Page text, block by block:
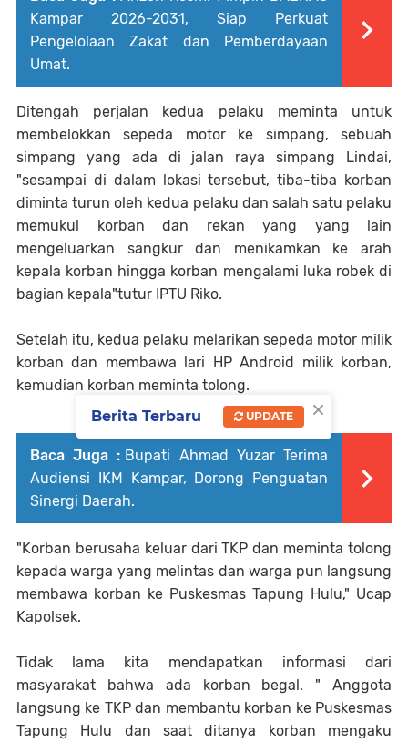
Kampar 2026-2031, Siap Perkuat
Pengelolaan Zakat dan Pemberdayaan
Umat.
Ditengah perjalan kedua pelaku meminta untuk
membelokkan sepeda motor ke simpang, sebuah
simpang yang ada di jalan raya simpang Lindai,
"sesampai di dalam lokasi tersebut, tiba-tiba korban
diminta turun oleh kedua pelaku dan salah satu pelaku
memukul korban dan rekan yang yang lain
mengeluarkan sangkur dan menikamkan ke arah
kepala korban hingga korban mengalami luka robek di
bagian kepala"tutur IPTU Riko.
Setelah itu, kedua pelaku melarikan sepeda motor milik
korban dan membawa lari HP Android milik korban,
kemudian korban meminta tolong.
Baca Juga : Bupati Ahmad Yuzar Terima
Audiensi IKM Kampar, Dorong Penguatan
Sinergi Daerah.
"Korban berusaha keluar dari TKP dan meminta tolong
kepada warga yang melintas dan warga pun langsung
membawa korban ke Puskesmas Tapung Hulu," Ucap
Kapolsek.
Tidak lama kita mendapatkan informasi dari
masyarakat bahwa ada korban begal. " Anggota
langsung ke TKP dan membantu korban ke Puskesmas
Tapung Hulu dan saat ditanya korban mengaku
×
Berita Terbaru UPDATE